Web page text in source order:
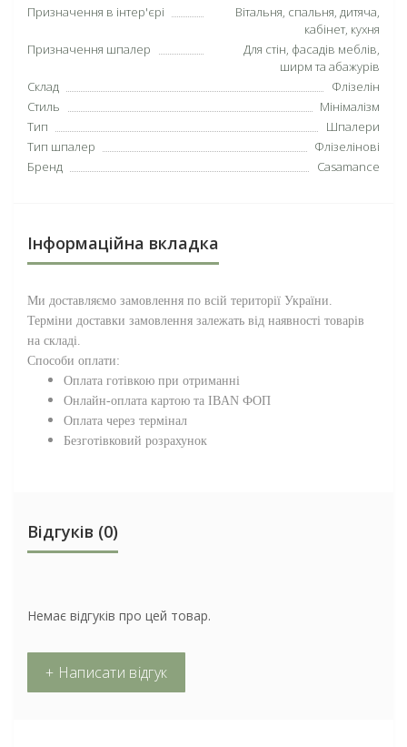
Призначення в інтер'єрі
Вітальня, спальня, дитяча,
кабінет, кухня
Призначення шпалер
Для стін, фасадів меблів,
ширм та абажурів
Склад
Флізелін
Стиль
Мінімалізм
Тип
Шпалери
Тип шпалер
Флізелінові
Бренд
Casamance
Інформаційна вкладка
Ми доставляємо замовлення по всій території України.
Терміни доставки замовлення залежать від наявності товарів
на складі.
Способи оплати:
Оплата готівкою при отриманні
Онлайн-оплата картою та IBAN ФОП
Оплата через термінал
Безготівковий розрахунок
Відгуків (0)
Немає відгуків про цей товар.
+ Написати відгук